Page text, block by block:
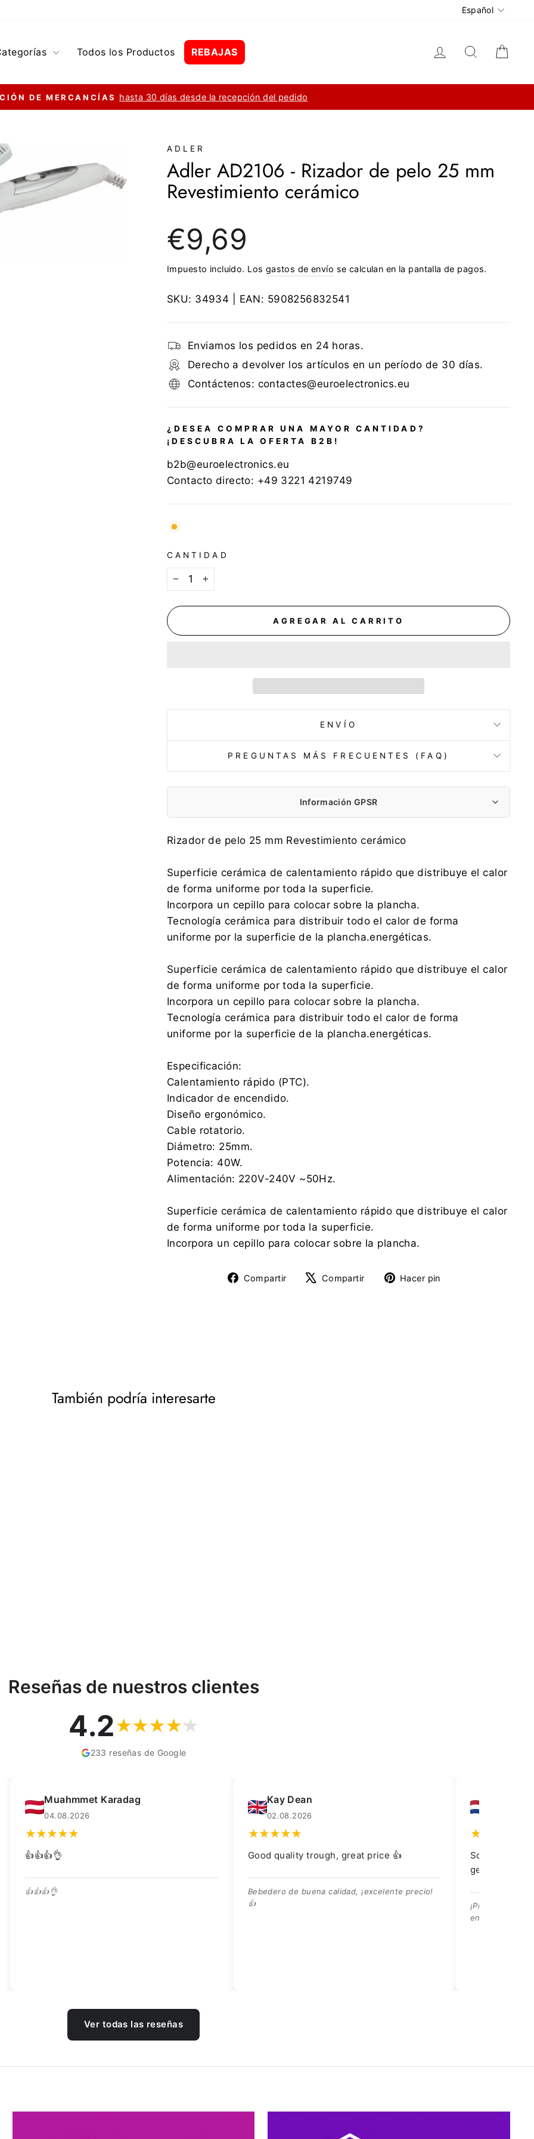
Idioma
Español
Todos los Productos REBAJAS Ingresar Buscar
diapositivas
DE MERCANCÍAS hasta 30 días desde la recepción del pedido
ADLER
Adler AD2106 - Rizador de pelo 25 mm
Revestimiento cerámico
regular
€9,69
Impuesto incluido. Los gastos de envío se calculan en la pantalla de pagos.
SKU: 34934 | EAN: 5908256832541
Enviamos los pedidos en 24 horas.
Derecho a devolver los artículos en un período de 30 días.
Contáctenos: contactes@euroelectronics.eu
¿DESEA COMPRAR UNA MAYOR CANTIDAD?
¡DESCUBRA LA OFERTA B2B!
b2b@euroelectronics.eu
Contacto directo: +49 3221 4219749
CANTIDAD
AGREGAR AL CARRITO
ENVÍO
PREGUNTAS MÁS FRECUENTES (FAQ)
Información GPSR
Fabricante:
Adler Sp. z o.o.
Ordona 2a, 01-237 Warszawa
888 457 196
Importador:
Adler Sp. z o.o.
Ordona 2a, 01-237 Warszawa
ce@adler.com.pl
888 457 196
Rizador de pelo 25 mm Revestimiento cerámico
Superficie cerámica de calentamiento rápido que distribuye el calor
de forma uniforme por toda la superficie.
Incorpora un cepillo para colocar sobre la plancha.
Tecnología cerámica para distribuir todo el calor de forma
uniforme por la superficie de la plancha.energéticas.
Superficie cerámica de calentamiento rápido que distribuye el calor
de forma uniforme por toda la superficie.
Incorpora un cepillo para colocar sobre la plancha.
Tecnología cerámica para distribuir todo el calor de forma
uniforme por la superficie de la plancha.energéticas.
Especificación:
Calentamiento rápido (PTC).
Indicador de encendido.
Diseño ergonómico.
Cable rotatorio.
Diámetro: 25mm.
Potencia: 40W.
Alimentación: 220V-240V ~50Hz.
Superficie cerámica de calentamiento rápido que distribuye el calor
de forma uniforme por toda la superficie.
Incorpora un cepillo para colocar sobre la plancha.
Compartir
Compartir
Compartir
TuitearHacer pin
También podría interesarte
Reseñas de nuestros clientes
4.2
233 reseñas de Google
Karadag
Good quality trough, great price 👍
Bebedero de buena calidad, ¡excelente precio!
Scherpe prijs, goed verpakt en
¡Precio competitivo, bien empaquetado
Ver todas las reseñas